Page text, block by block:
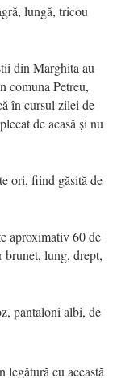
lungă, tricou
din Marghita au
comuna Petreu,
în cursul zilei de
de acasă și nu
ori, fiind găsită de
aproximativ 60 de
brunet, lung, drept,
pantaloni albi, de
cu această